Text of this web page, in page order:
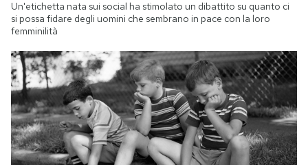
Un'etichetta nata sui social ha stimolato un dibattito su quanto ci
si possa fidare degli uomini che sembrano in pace con la loro
femminilità